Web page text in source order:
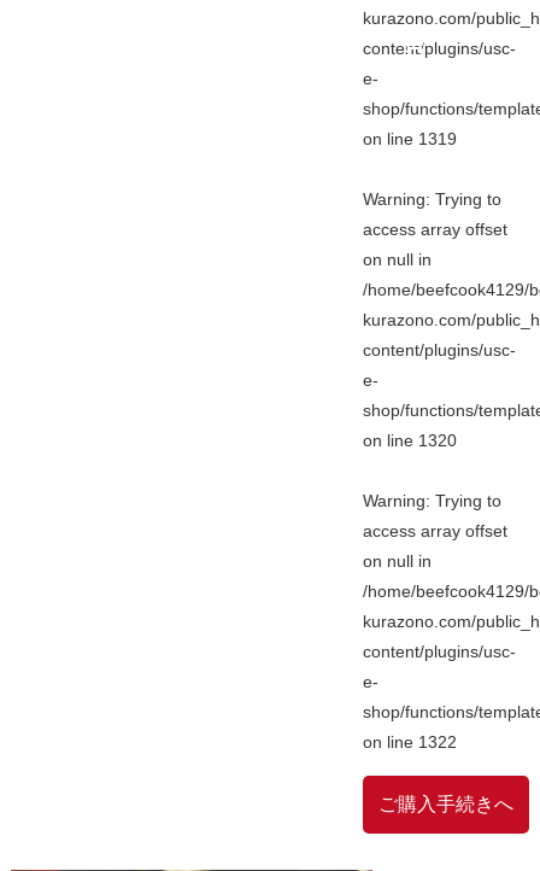
kurazono.com/
content/plugins/usc-
e-
shop/functions/
on line 1319
Warning: Trying to
access array offset
on null in
/home/beefcook4129/
kurazono.com/
content/plugins/usc-
e-
shop/functions/
on line 1320
Warning: Trying to
access array offset
on null in
/home/beefcook4129/
kurazono.com/
content/plugins/usc-
e-
shop/functions/
on line 1322